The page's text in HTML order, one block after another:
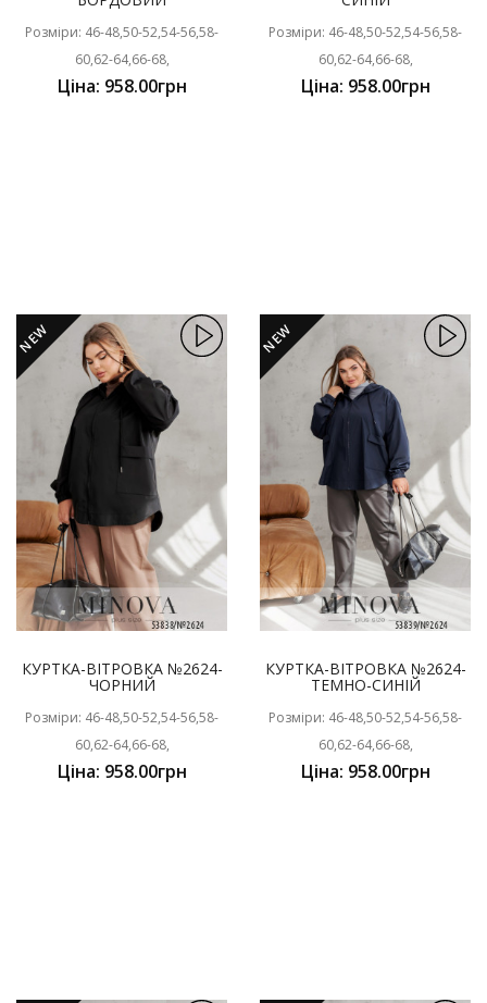
Розміри: 46-48,50-52,54-56,58-
60,62-64,66-68,
Ціна: 958.00грн
Розміри: 46-48,50-52,54-56,58-
60,62-64,66-68,
Ціна: 958.00грн
NEW
КУРТКА-ВІТРОВКА №2624-
ЧОРНИЙ
Розміри: 46-48,50-52,54-56,58-
60,62-64,66-68,
Ціна: 958.00грн
NEW
КУРТКА-ВІТРОВКА №2624-
ТЕМНО-СИНІЙ
Розміри: 46-48,50-52,54-56,58-
60,62-64,66-68,
Ціна: 958.00грн